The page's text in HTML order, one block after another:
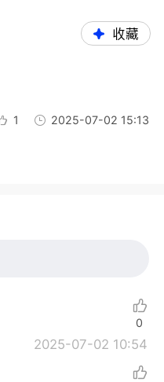
收藏
1 2025-07-02 15:13
2025-07-02 10:54
0